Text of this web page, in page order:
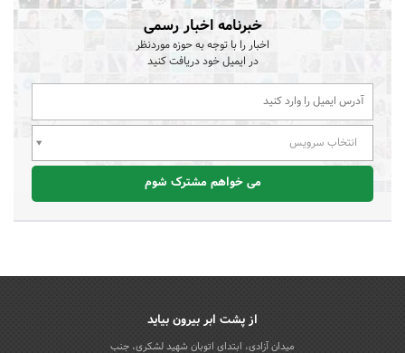
خبرنامه اخبار رسمی
اخبار را با توجه به حوزه موردنظر
در ایمیل خود دریافت کنید
انتخاب سرویس
می خواهم مشترک شوم
از پشت ابر بیرون بیاید
میدان آزادی، ابتدای اتوبان شهید لشکری، جنب